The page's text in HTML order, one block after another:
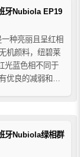
牙Nubiola EP19
种亮丽且呈红相
机颜料，纽碧莱
光蓝色相不同于
优良的减弱和矫
牙Nubiola绿相群